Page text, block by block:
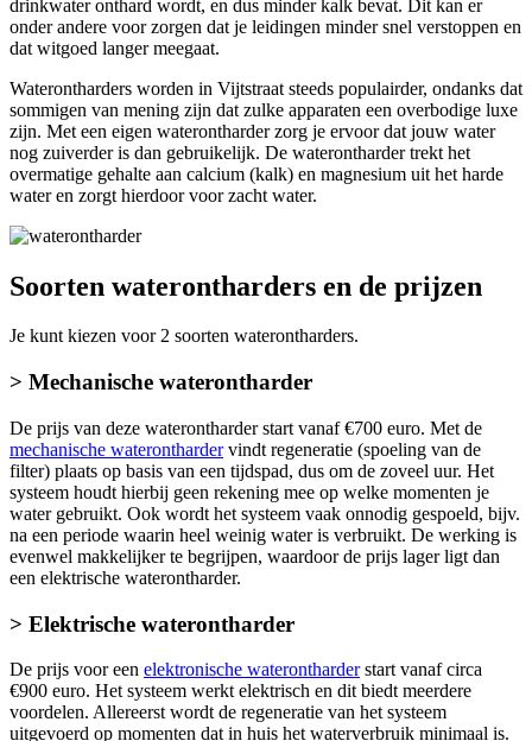
drinkwater onthard wordt, en dus minder kalk bevat. Dit kan er
onder andere voor zorgen dat je leidingen minder snel verstoppen en
dat witgoed langer meegaat.
Waterontharders worden in Vijtstraat steeds populairder, ondanks dat
sommigen van mening zijn dat zulke apparaten een overbodige luxe
zijn. Met een eigen waterontharder zorg je ervoor dat jouw water
nog zuiverder is dan gebruikelijk. De waterontharder trekt het
overmatige gehalte aan calcium (kalk) en magnesium uit het harde
water en zorgt hierdoor voor zacht water.
Soorten waterontharders en de prijzen
Je kunt kiezen voor 2 soorten waterontharders.
> Mechanische waterontharder
De prijs van deze waterontharder start vanaf €700 euro. Met de
mechanische wateronthardervindt regeneratie (spoeling van de
filter) plaats op basis van een tijdspad, dus om de zoveel uur. Het
systeem houdt hierbij geen rekening mee op welke momenten je
water gebruikt. Ook wordt het systeem vaak onnodig gespoeld, bijv.
na een periode waarin heel weinig water is verbruikt. De werking is
evenwel makkelijker te begrijpen, waardoor de prijs lager ligt dan
een elektrische waterontharder.
> Elektrische waterontharder
De prijs voor een elektronische waterontharderstart vanaf circa
€900 euro. Het systeem werkt elektrisch en dit biedt meerdere
voordelen. Allereerst wordt de regeneratie van het systeem
uitgevoerd op momenten dat in huis het waterverbruik minimaal is.